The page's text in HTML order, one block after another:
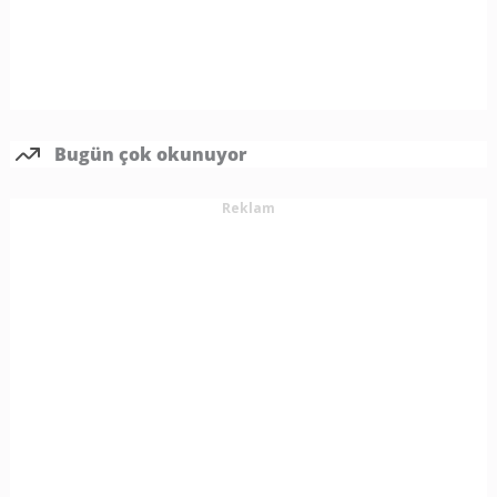
Bugün çok okunuyor
Reklam